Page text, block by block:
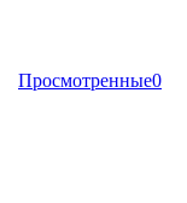
Просмотренные0